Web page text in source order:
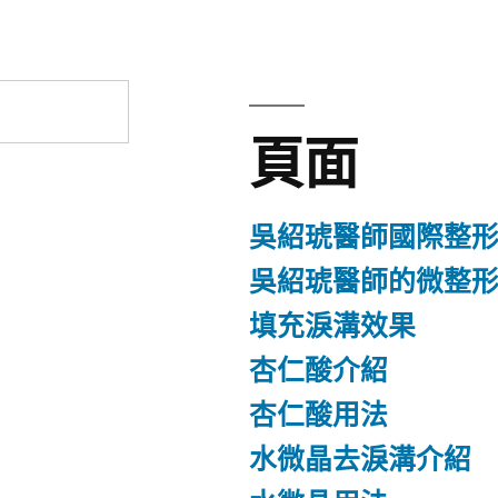
頁面
吳紹琥醫師國際整
吳紹琥醫師的微整
填充淚溝效果
杏仁酸介紹
杏仁酸用法
水微晶去淚溝介紹